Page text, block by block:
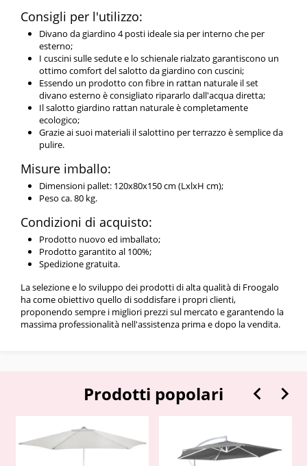
Consigli per l'utilizzo:
Divano da giardino 4 posti ideale sia per interno che per
esterno;
I cuscini sulle sedute e lo schienale rialzato garantiscono un
ottimo comfort del salotto da giardino con cuscini;
Essendo un prodotto con fibre in rattan naturale il set
divano esterno è consigliato ripararlo dall'acqua diretta;
Il salotto giardino rattan naturale è completamente
ecologico;
Grazie ai suoi materiali il salottino per terrazzo è semplice da
pulire.
Misure imballo:
Dimensioni pallet: 120x80x150 cm (LxlxH cm);
Peso ca. 80 kg.
Condizioni di acquisto:
Prodotto nuovo ed imballato;
Prodotto garantito al 100%;
Spedizione gratuita.
La selezione e lo sviluppo dei prodotti di alta qualità di Froogalo
ha come obiettivo quello di soddisfare i propri clienti,
proponendo sempre i migliori prezzi sul mercato e garantendo la
massima professionalità nell'assistenza prima e dopo la vendita.
Prodotti popolari  